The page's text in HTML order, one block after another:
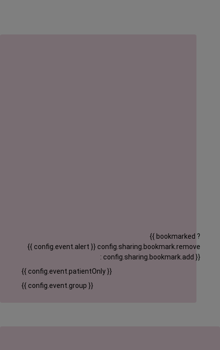
{{ config.event.alert }}
{{ bookmarked ?
config.sharing.bookmark.remove
: config.sharing.bookmark.add }}
{{ config.event.patientOnly }}
{{ config.event.group }}